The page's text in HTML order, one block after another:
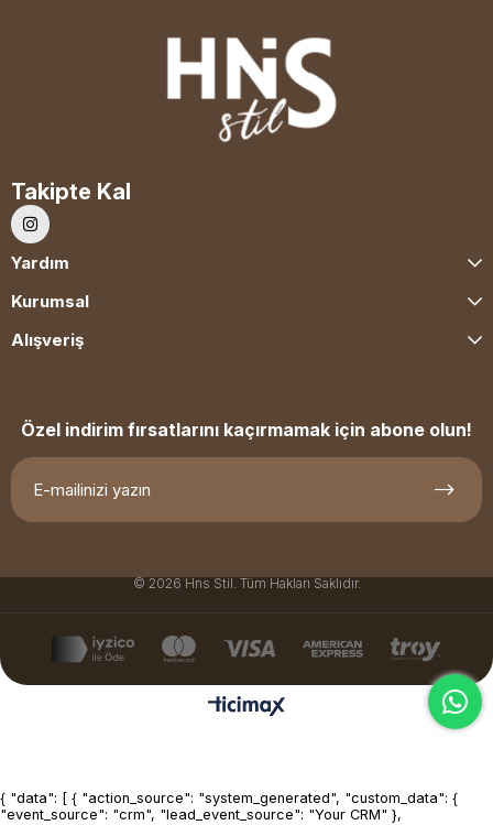
Takipte Kal
Yardım
Kurumsal
Alışveriş
Özel indirim fırsatlarını kaçırmamak için abone olun!
© 2026 Hns Stil. Tüm Hakları Saklıdır.
{ "data": [ { "action_source": "system_generated", "custom_data": {
"event_source": "crm", "lead_event_source": "Your CRM" },